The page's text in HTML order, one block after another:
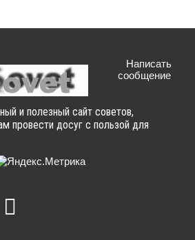
и полезный сайт советов,
провести досуг с пользой для
Написать
сообщение